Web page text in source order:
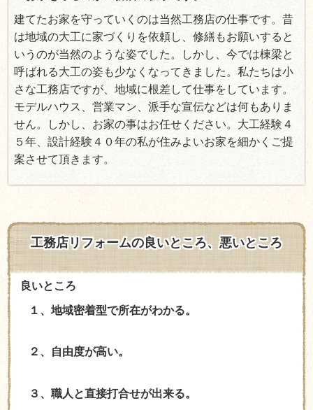
建てたお家を守っていくのは当然工務店の仕事です。昔
は地域の大工に家づくりを依頼し、修繕もお願いすると
いうのが当然のような姿でした。しかし、今では棟梁と
呼ばれる大工の姿も少なくなってきました。私たちは小
さな工務店ですが、地域に根差して仕事をしています。
モデルハウス、営業マン、派手な宣伝などは何もありま
せん。しかし、お家の事はお任せください。大工経験４
５年、設計経験４０年の私が住みよいお家を細かくご提
案させて頂きます。
工務店リフォームの良いところ、悪いところ
良いところ
１、地域密着型で所在がわかる。
２、自由度が高い。
３、職人と直接打合せが出来る。